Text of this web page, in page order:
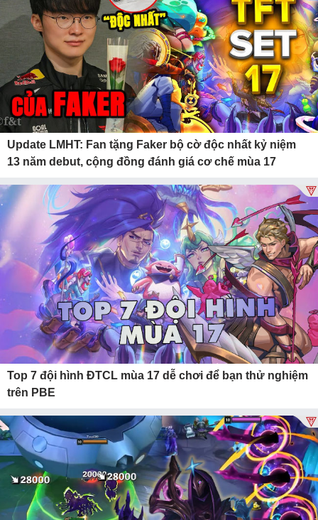
Update LMHT: Fan tặng Faker bộ cờ độc nhất kỷ niệm
13 năm debut, cộng đồng đánh giá cơ chế mùa 17
Top 7 đội hình ĐTCL mùa 17 dễ chơi để bạn thử nghiệm
trên PBE